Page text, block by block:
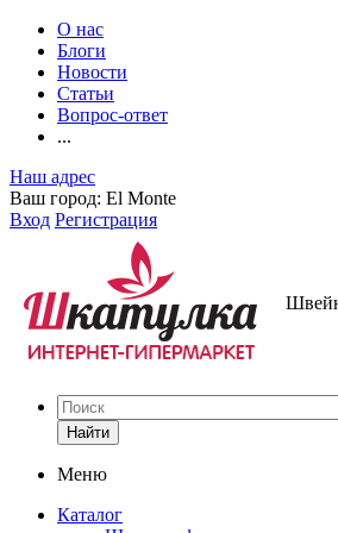
О нас
Блоги
Новости
Статьи
Вопрос-ответ
...
Наш адрес
Ваш город: El Monte
Вход Регистрация
Найти
Меню
Каталог